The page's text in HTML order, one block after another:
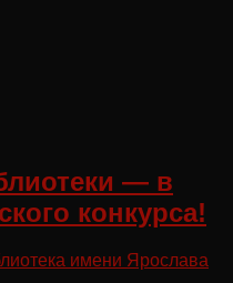
— в
конкурса!
имени Ярослава